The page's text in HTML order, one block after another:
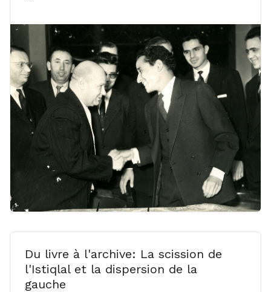
Du livre à l'archive: La scission de
l'Istiqlal et la dispersion de la
gauche